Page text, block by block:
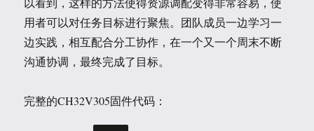
用者可以对任务目标进行聚焦。团队成员一边学习一
边实践，相互配合分工协作，在一个又一个周末不断
沟通协调，最终完成了目标。
完整的CH32V305固件代码：